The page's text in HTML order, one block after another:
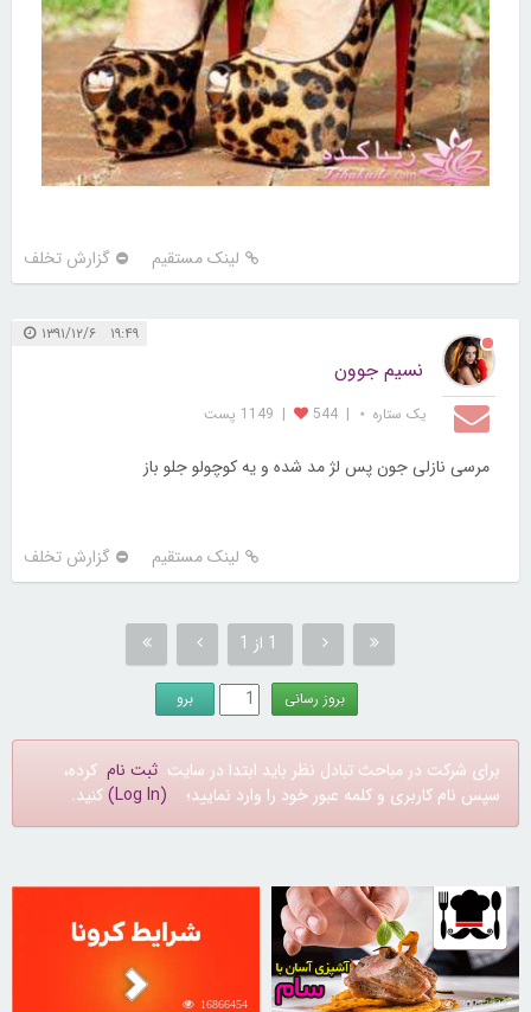
لینک مستقیم گزارش تخلف
۱۹:۴۹ ۱۳۹۱/۱۲/۶
نسیم جوون
یک ستاره ⋆ |
544
| 1149 پست
مرسی نازلی جون پس لژ مد شده و یه کوچولو جلو باز
لینک مستقیم گزارش تخلف
1 از 1
برای شرکت در مباحث تبادل نظر باید ابتدا در سایت ثبت نام کرده،
سپس نام کاربری و کلمه عبور خود را وارد نمایید؛ (Log In) کنید.
30253249
16866454